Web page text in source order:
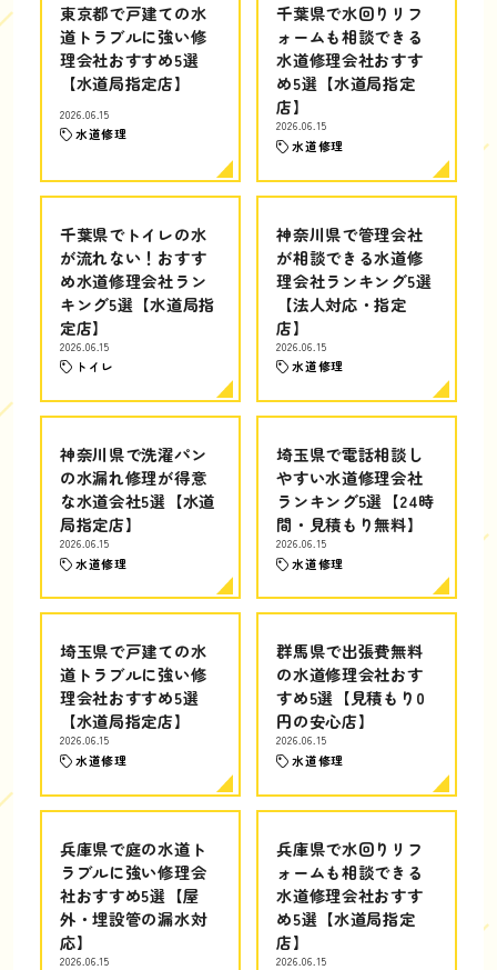
東京都で戸建ての水
道トラブルに強い修
理会社おすすめ5選
【水道局指定店】
2026.06.15
水道修理
千葉県で水回りリフ
ォームも相談できる
水道修理会社おすす
め5選【水道局指定
店】
2026.06.15
水道修理
千葉県でトイレの水
が流れない！おすす
め水道修理会社ラン
キング5選【水道局指
定店】
2026.06.15
トイレ
神奈川県で管理会社
が相談できる水道修
理会社ランキング5選
【法人対応・指定
店】
2026.06.15
水道修理
神奈川県で洗濯パン
の水漏れ修理が得意
な水道会社5選【水道
局指定店】
2026.06.15
水道修理
埼玉県で電話相談し
やすい水道修理会社
ランキング5選【24時
間・見積もり無料】
2026.06.15
水道修理
埼玉県で戸建ての水
道トラブルに強い修
理会社おすすめ5選
【水道局指定店】
2026.06.15
水道修理
群馬県で出張費無料
の水道修理会社おす
すめ5選【見積もり0
円の安心店】
2026.06.15
水道修理
兵庫県で庭の水道ト
ラブルに強い修理会
社おすすめ5選【屋
外・埋設管の漏水対
応】
2026.06.15
兵庫県で水回りリフ
ォームも相談できる
水道修理会社おすす
め5選【水道局指定
店】
2026.06.15